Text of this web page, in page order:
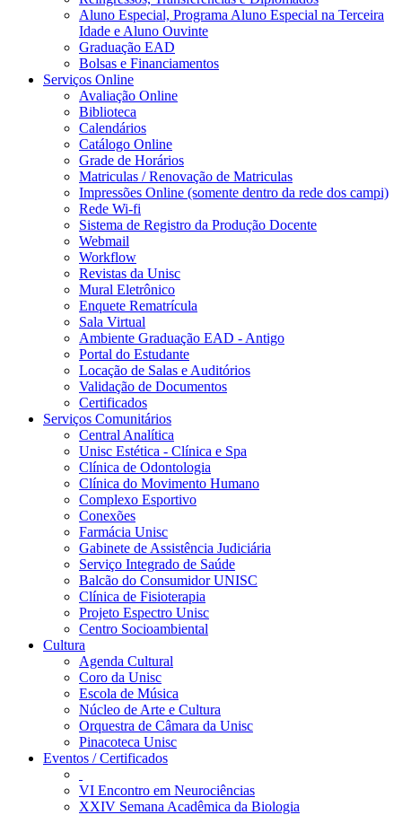
Aluno Especial, Programa Aluno Especial na Terceira
Idade e Aluno Ouvinte
Graduação EAD
Bolsas e Financiamentos
Serviços Online
Avaliação Online
Biblioteca
Calendários
Catálogo Online
Grade de Horários
Matriculas / Renovação de Matriculas
Impressões Online (somente dentro da rede dos campi)
Rede Wi-fi
Sistema de Registro da Produção Docente
Webmail
Workflow
Revistas da Unisc
Mural Eletrônico
Enquete Rematrícula
Sala Virtual
Ambiente Graduação EAD - Antigo
Portal do Estudante
Locação de Salas e Auditórios
Validação de Documentos
Certificados
Serviços Comunitários
Central Analítica
Unisc Estética - Clínica e Spa
Clínica de Odontologia
Clínica do Movimento Humano
Complexo Esportivo
Conexões
Farmácia Unisc
Gabinete de Assistência Judiciária
Serviço Integrado de Saúde
Balcão do Consumidor UNISC
Clínica de Fisioterapia
Projeto Espectro Unisc
Centro Socioambiental
Cultura
Agenda Cultural
Coro da Unisc
Escola de Música
Núcleo de Arte e Cultura
Orquestra de Câmara da Unisc
Pinacoteca Unisc
Eventos / Certificados
VI Encontro em Neurociências
XXIV Semana Acadêmica da Biologia